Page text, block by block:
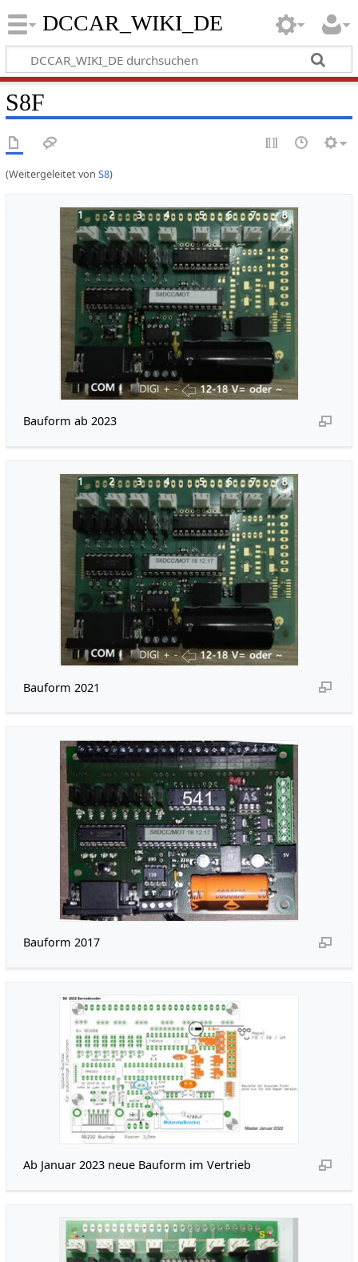
DCCAR_WIKI_DE
S8F
(Weitergeleitet von S8)
Bauform ab 2023
Bauform 2021
Bauform 2017
Ab Januar 2023 neue Bauform im Vertrieb